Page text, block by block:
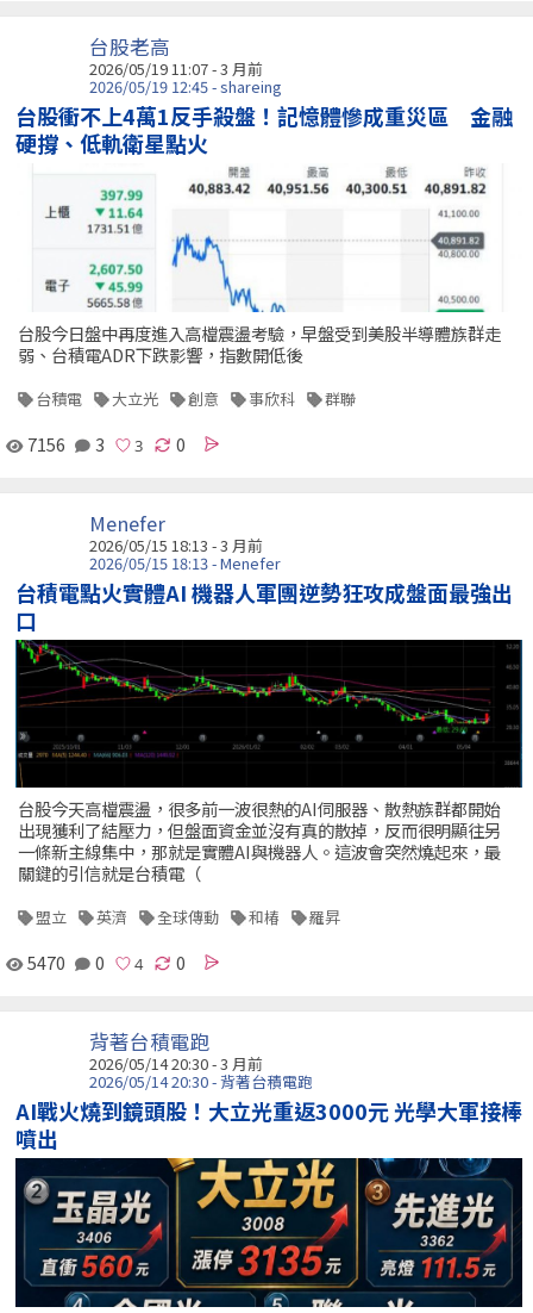
台股老高
2026/05/19 11:07 - 3 月前
2026/05/19 12:45 - shareing
台股衝不上4萬1反手殺盤！記憶體慘成重災區 金融
硬撐、低軌衛星點火
台股今日盤中再度進入高檔震盪考驗，早盤受到美股半導體族群走
弱、台積電ADR下跌影響，指數開低後
台積電 大立光 創意 事欣科 群聯
7156 3 0
Menefer
2026/05/15 18:13 - 3 月前
2026/05/15 18:13 - Menefer
台積電點火實體AI 機器人軍團逆勢狂攻成盤面最強出
口
台股今天高檔震盪，很多前一波很熱的AI伺服器、散熱族群都開始
出現獲利了結壓力，但盤面資金並沒有真的散掉，反而很明顯往另
一條新主線集中，那就是實體AI與機器人。這波會突然燒起來，最
關鍵的引信就是台積電（
盟立 英濟 全球傳動 和椿 羅昇
5470 0 0
背著台積電跑
2026/05/14 20:30 - 3 月前
2026/05/14 20:30 - 背著台積電跑
AI戰火燒到鏡頭股！大立光重返3000元 光學大軍接棒
噴出